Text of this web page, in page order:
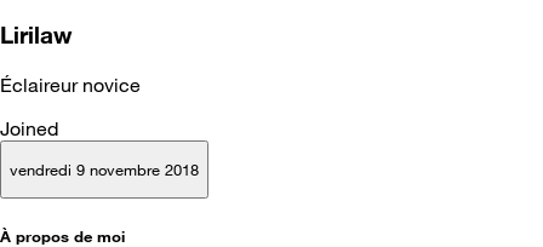
Lirilaw
Éclaireur novice
Joined
vendredi 9 novembre 2018
À propos de moi